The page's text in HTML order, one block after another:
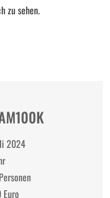
zu sehen.
2024